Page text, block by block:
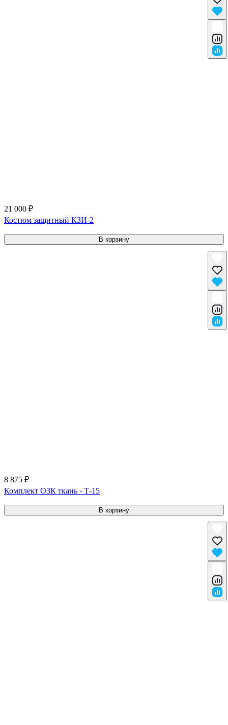
21 000 ₽
Костюм защитный КЗИ-2
В корзину
8 875 ₽
Комплект ОЗК ткань - Т-15
В корзину